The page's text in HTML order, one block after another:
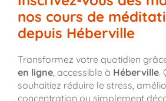
nos cours de
depuis Héberville
Transformez votre quotidien
en ligne, accessible à Héberville.
souhaitiez réduire le stress,
concentration ou simplement